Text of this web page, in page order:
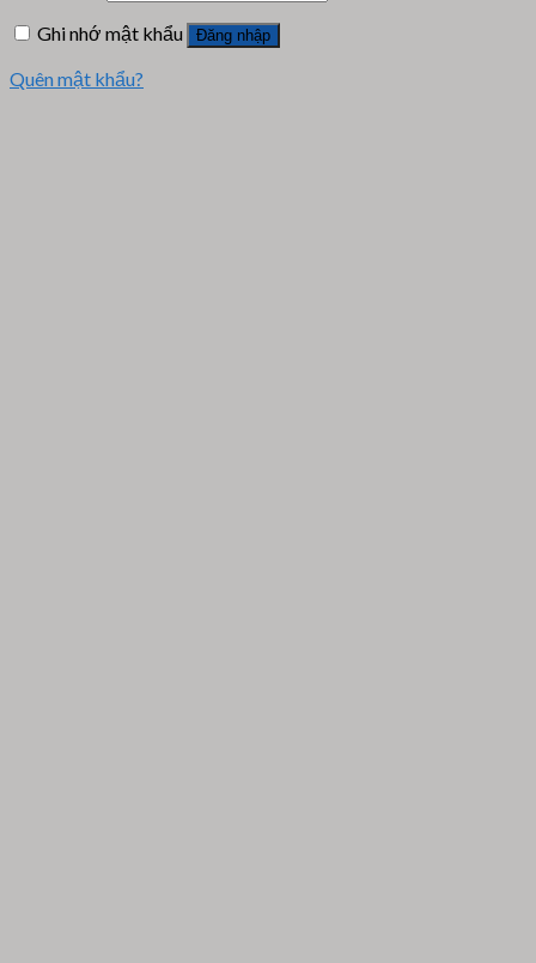
Ghi nhớ mật khẩu
Đăng nhập
Quên mật khẩu?